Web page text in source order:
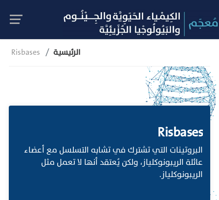
Risbases الرئيسية
Risbases
البروتينات التي تشترك في تشابه التسلسل مع أعضاء
عائلة الريبونوكلياز، ولكن يُعتقد أنها لا تعمل مثل
الريبونوكلياز.